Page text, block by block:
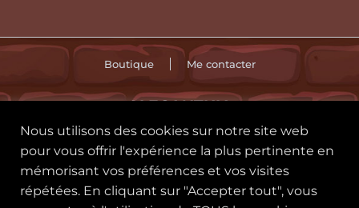
Boutique Me contacter
ALECANTHIA
🪄 CGU Politique des cookies
Politique de confidentialité
Nous utilisons des cookies sur notre site web
pour vous offrir l'expérience la plus pertinente en
mémorisant vos préférences et vos visites
répétées. En cliquant sur "Accepter tout", vous